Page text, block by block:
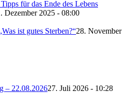
Dezember 2025 - 08:00
ist gutes Sterben?“28. November
– 22.08.202627. Juli 2026 - 10:28